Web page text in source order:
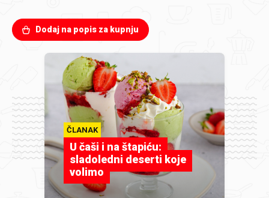
Dodaj na popis za kupnju
ČLANAK
U čaši i na štapiću:
sladoledni deserti koje
volimo